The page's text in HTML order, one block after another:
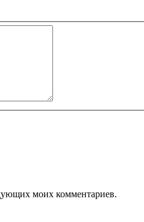
моих комментариев.